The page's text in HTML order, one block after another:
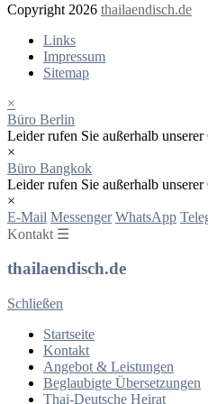
Copyright 2026 thailaendisch.de
Links
Impressum
Sitemap
×
Büro Berlin
Leider rufen Sie außerhalb unserer
×
Büro Bangkok
Leider rufen Sie außerhalb unserer
×
E-Mail Messenger WhatsApp
Kontakt ☰
thailaendisch.de
Schließen
Startseite
Kontakt
Angebot & Leistungen
Beglaubigte Übersetzungen
Thai-Deutsche Heirat